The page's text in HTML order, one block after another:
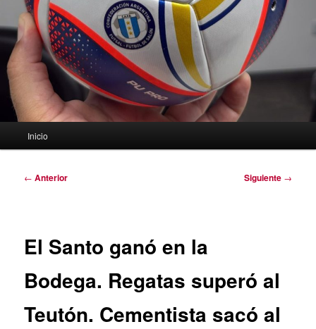
Inicio
Navegación
← Anterior Siguiente →
El Santo ganó en la
Bodega. Regatas superó al
Teutón. Cementista sacó al